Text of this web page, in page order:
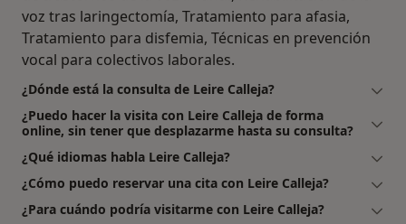
voz tras laringectomía, Tratamiento para afasia,
Tratamiento para disfemia, Técnicas en prevención
vocal para colectivos laborales.
¿Dónde está la consulta de Leire Calleja?
¿Puedo hacer la visita con Leire Calleja de forma
online, sin tener que desplazarme hasta su consulta?
¿Qué idiomas habla Leire Calleja?
¿Cómo puedo reservar una cita con Leire Calleja?
¿Para cuándo podría visitarme con Leire Calleja?